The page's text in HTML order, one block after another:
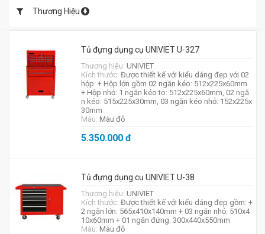
Thương Hiệu
Tủ đựng dụng cụ UNIVIET U-327
Thương hiệu: UNIVIET
Kích thước: Được thiết kế với kiểu dáng đẹp với 02
hộp: + Hộp lớn gồm 02 ngăn kéo: 512x225x60mm
+ Hộp nhỏ: 1 ngăn kéo to: 512x225x60mm, 02 ngă
n kéo: 515x225x30mm, 03 ngăn kéo nhỏ: 152x225x
30mm
Màu: Màu đỏ
5.350.000đ
Tủ đựng dụng cụ UNIVIET U-38
Thương hiệu: UNIVIET
Kích thước: Được thiết kế với kiểu dáng đẹp gồm: +
2 ngăn lớn: 565x410x140mm + 03 ngăn nhỏ: 510x4
10x60mm + 01 ngăn đứng: 300x440x550mm
Màu: Màu đỏ